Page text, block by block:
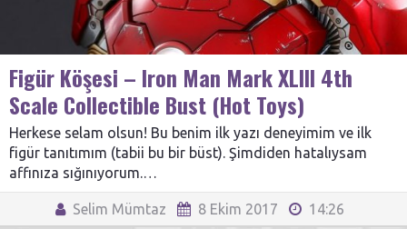
Figür Köşesi – Iron Man Mark XLIII 4th
Scale Collectible Bust (Hot Toys)
Herkese selam olsun! Bu benim ilk yazı deneyimim ve ilk
figür tanıtımım (tabii bu bir büst). Şimdiden hatalıysam
affınıza sığınıyorum.…
Selim Mümtaz 8 Ekim 2017 14:26